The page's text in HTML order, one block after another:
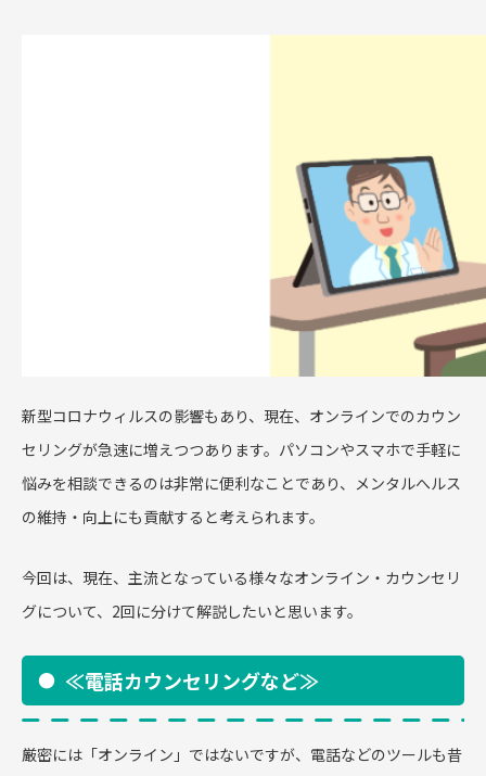
新型コロナウィルスの影響もあり、現在、オンラインでのカウン
セリングが急速に増えつつあります。パソコンやスマホで手軽に
悩みを相談できるのは非常に便利なことであり、メンタルへルス
の維持・向上にも貢献すると考えられます。
今回は、現在、主流となっている様々なオンライン・カウンセリ
グについて、2回に分けて解説したいと思います。
≪電話カウンセリングなど≫
厳密には「オンライン」ではないですが、電話などのツールも昔